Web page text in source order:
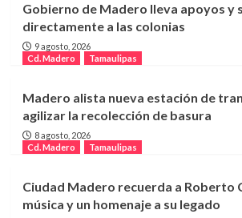
Gobierno de Madero lleva apoyos y
directamente a las colonias
9 agosto, 2026
Cd. Madero
Tamaulipas
Madero alista nueva estación de
agilizar la recolección de basura
8 agosto, 2026
Cd. Madero
Tamaulipas
Ciudad Madero recuerda a Roberto
música y un homenaje a su legado